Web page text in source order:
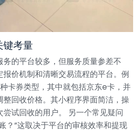
键考量
的平台较多，但服务质量参差不
价机制和清晰交易流程的平台。例
卡券类型，其中就包括京东e卡，并
回收价格。其小程序界面简洁，操
试回收的用户。
另一个常见疑问
？”这取决于平台的审核效率和提现